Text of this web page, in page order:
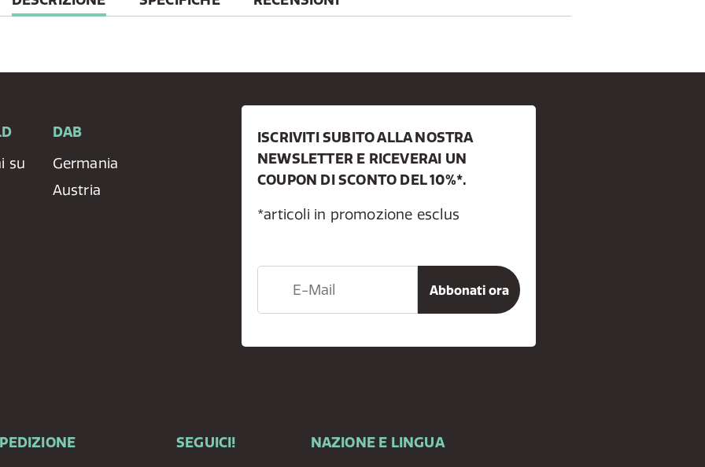
TAB:
su
DAB
Germania
Austria
ISCRIVITI SUBITO ALLA NOSTRA
NEWSLETTER E RICEVERAI UN
COUPON DI SCONTO DEL 10%*.
*articoli in promozione esclus
SEGUICI! NAZIONE E LINGUA